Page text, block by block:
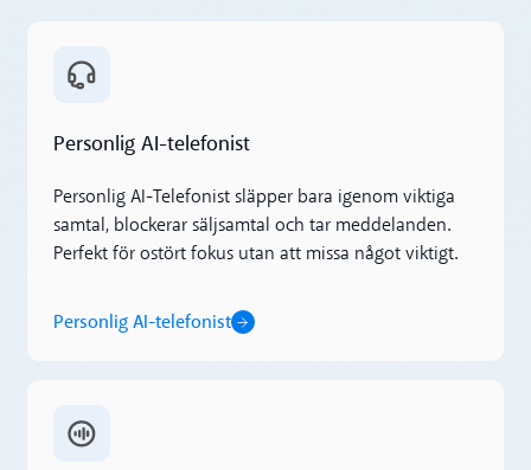
Personlig AI-telefonist
Personlig AI-Telefonist släpper bara igenom viktiga
samtal, blockerar säljsamtal och tar meddelanden.
Perfekt för ostört fokus utan att missa något viktigt.
Personlig AI-telefonist
Personlig AI-telefonist
Text to speech